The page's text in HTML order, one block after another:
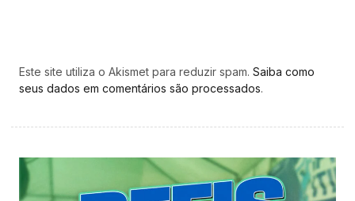
Este site utiliza o Akismet para reduzir spam. Saiba como
seus dados em comentários são processados.